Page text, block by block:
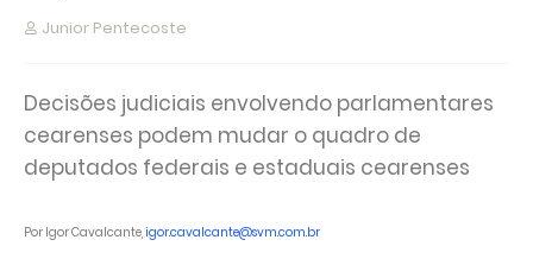
Junior Pentecoste
Decisões judiciais envolvendo parlamentares
cearenses podem mudar o quadro de
deputados federais e estaduais cearenses
Por Igor Cavalcante,igor.cavalcante@svm.com.br